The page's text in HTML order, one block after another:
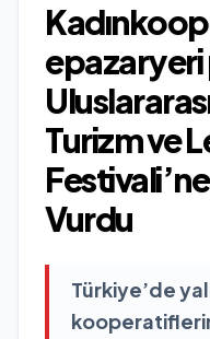
Turizm ve
Vurdu
Türkiye’de